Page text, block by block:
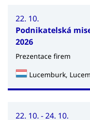
22. 10.
Podnikatelská
2026
Prezentace firem
Lucemburk,
22. 10. - 24. 10.